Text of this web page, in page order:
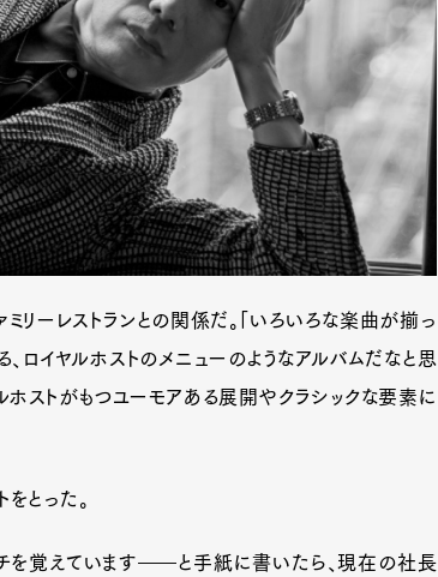
リーレストランとの関係だ。「いろいろな楽曲が揃っ
ロイヤルホストのメニューのようなアルバムだなと思
ルホストがもつユーモアある展開やクラシックな要素に
とった。
を覚えています――と手紙に書いたら、現在の社長